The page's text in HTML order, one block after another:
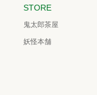
STORE
鬼太郎茶屋
妖怪本舗